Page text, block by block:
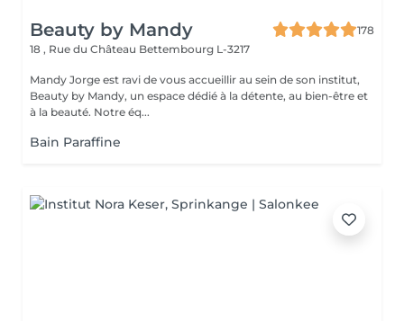
Beauty by Mandy
178
18 , Rue du Château Bettembourg L-3217
Mandy Jorge est ravi de vous accueillir au sein de son institut,
Beauty by Mandy, un espace dédié à la détente, au bien-être et
à la beauté. Notre éq...
Bain Paraffine